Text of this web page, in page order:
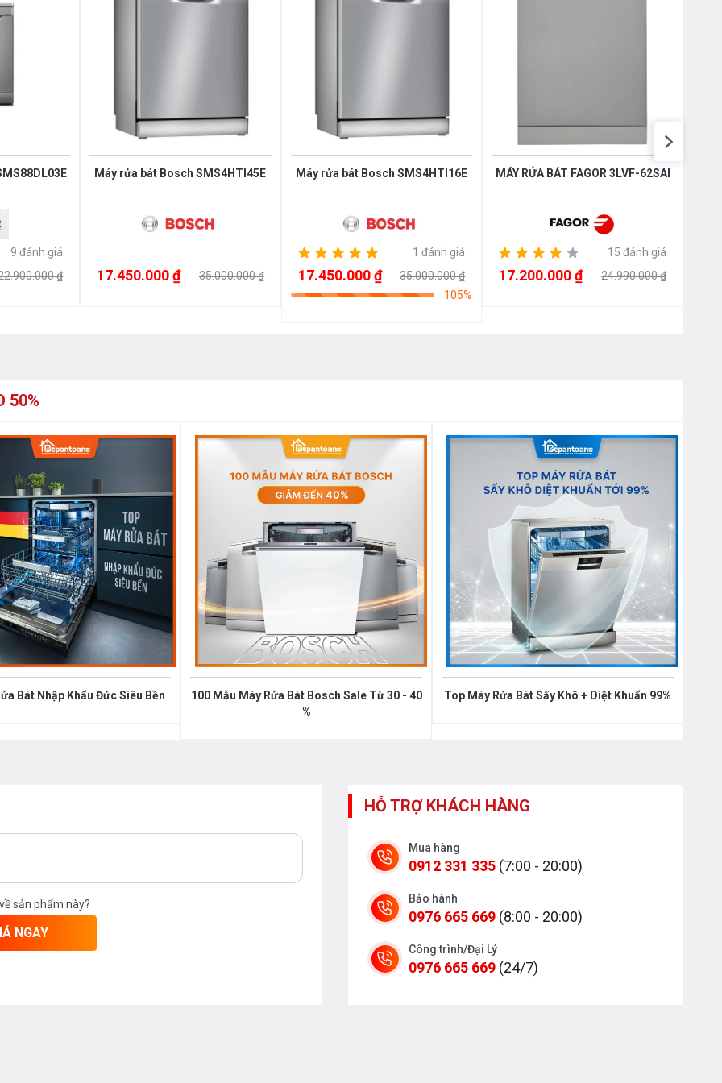
bị đa dạng chương trình rửa tự động,
khối lượng, độ bẩn của bát đĩa cũng
nghệ sấy khô khí nóng PTC cung
quả sau khi rửa mà không cần phải
9 đánh giá
₫
Máy rửa bát Bosch SMS4HTI45E
17.450.000 ₫ 35.000.000 ₫
Máy rửa bát Bosch SMS4HTI16E
1 đánh giá
17.450.000 ₫
35.000.000 ₫
105%
MÁY RỬA BÁT FAGOR 3LVF-62SAI
15 đánh giá
17.200.000 ₫ 24.990.000 ₫
50%
Bát Nhập Khẩu Đức Siêu Bền
100 Mẫu Máy Rửa Bát Bosch Sale Từ 30 - 40
%
Top Máy Rửa Bát Sấy Khô + Diệt Khuẩn 99%
sản phẩm này?
NGAY
HỖ TRỢ KHÁCH HÀNG
Mua hàng
0912 331 335 (7:00 - 20:00)
Bảo hành
0976 665 669 (8:00 - 20:00)
Công trình/Đại Lý
0976 665 669 (24/7)